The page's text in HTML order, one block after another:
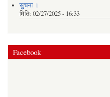
सुचना ।
मिति: 02/27/2025 - 16:33
Facebook